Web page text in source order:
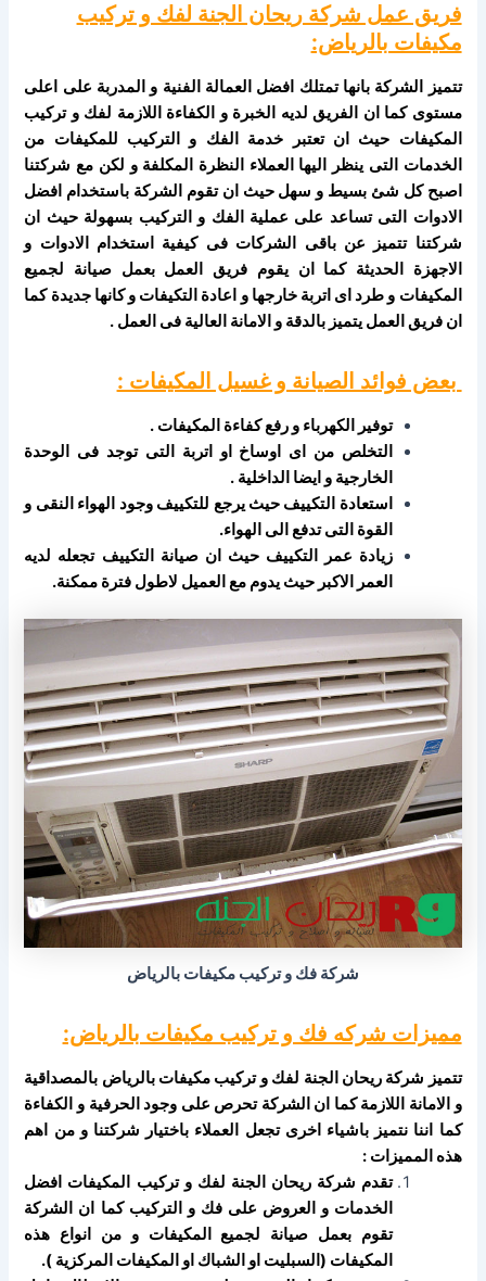
فريق عمل شركة ريحان الجنة لفك و تركيب
مكيفات بالرياض:
تتميز الشركة بانها تمتلك افضل العمالة الفنية و المدربة على اعلى
مستوى كما ان الفريق لديه الخبرة و الكفاءة اللازمة لفك و تركيب
المكيفات حيث ان تعتبر خدمة الفك و التركيب للمكيفات من
الخدمات التى ينظر اليها العملاء النظرة المكلفة و لكن مع شركتنا
اصبح كل شئ بسيط و سهل حيث ان تقوم الشركة باستخدام افضل
الادوات التى تساعد على عملية الفك و التركيب بسهولة حيث ان
شركتنا تتميز عن باقى الشركات فى كيفية استخدام الادوات و
الاجهزة الحديثة كما ان يقوم فريق العمل بعمل صيانة لجميع
المكيفات و طرد اى اتربة خارجها و اعادة التكيفات و كانها جديدة كما
ان فريق العمل يتميز بالدقة و الامانة العالية فى العمل .
بعض فوائد الصيانة و غسيل المكيفات :
توفير الكهرباء و رفع كفاءة المكيفات .
التخلص من اى اوساخ او اتربة التى توجد فى الوحدة
الخارجية و ايضا الداخلية .
استعادة التكييف حيث يرجع للتكييف وجود الهواء النقى و
القوة التى تدفع الى الهواء.
زيادة عمر التكييف حيث ان صيانة التكييف تجعله لديه
العمر الاكبر حيث يدوم مع العميل لاطول فترة ممكنة.
شركة فك و تركيب مكيفات بالرياض
مميزات شركه فك و تركيب مكيفات بالرياض:
تتميز شركة ريحان الجنة لفك و تركيب مكيفات بالرياض بالمصداقية
و الامانة اللازمة كما ان الشركة تحرص على وجود الحرفية و الكفاءة
كما اننا نتميز باشياء اخرى تجعل العملاء باختيار شركتنا و من اهم
هذه المميزات :
تقدم شركة ريحان الجنة لفك و تركيب المكيفات افضل
الخدمات و العروض على فك و التركيب كما ان الشركة
تقوم بعمل صيانة لجميع المكيفات و من انواع هذه
المكيفات (السبليت او الشباك او المكيفات المركزية ).